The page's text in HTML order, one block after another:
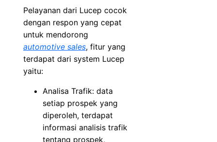
Pelayanan dari Lucep cocok
dengan respon yang cepat
untuk mendorong
automotive sales, fitur yang
terdapat dari system Lucep
yaitu:
Analisa Trafik: data
setiap prospek yang
diperoleh, terdapat
informasi analisis trafik
tentang prospek,